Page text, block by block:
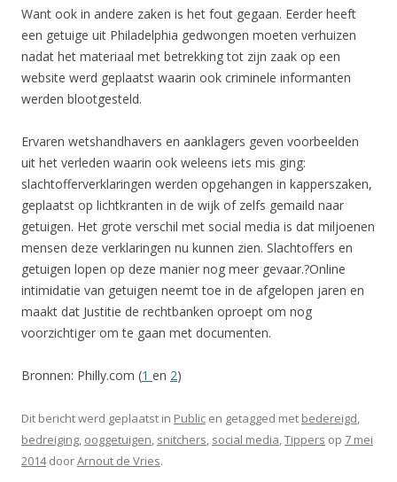
Want ook in andere zaken is het fout gegaan. Eerder heeft
een getuige uit Philadelphia gedwongen moeten verhuizen
nadat het materiaal met betrekking tot zijn zaak op een
website werd geplaatst waarin ook criminele informanten
werden blootgesteld.
Ervaren wetshandhavers en aanklagers geven voorbeelden
uit het verleden waarin ook weleens iets mis ging:
slachtofferverklaringen werden opgehangen in kapperszaken,
geplaatst op lichtkranten in de wijk of zelfs gemaild naar
getuigen. Het grote verschil met social media is dat miljoenen
mensen deze verklaringen nu kunnen zien. Slachtoffers en
getuigen lopen op deze manier nog meer gevaar.?Online
intimidatie van getuigen neemt toe in de afgelopen jaren en
maakt dat Justitie de rechtbanken oproept om nog
voorzichtiger om te gaan met documenten.
Bronnen: Philly.com (1 en 2)
Dit bericht werd geplaatst in Public en getagged met bedereigd,
bedreiging, ooggetuigen, snitchers, social media,Tippers op 7 mei
2014doorArnout de Vries.